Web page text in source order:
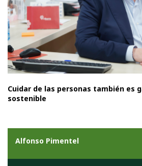
Cuidar de las personas también es
sostenible
Alfonso Pimentel